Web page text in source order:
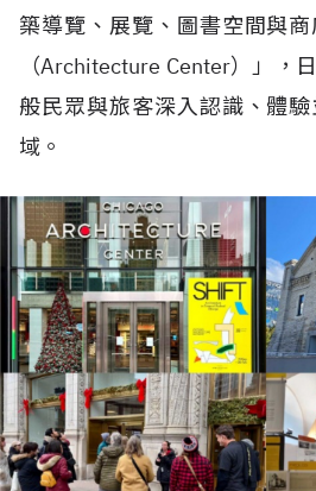
築導覽、展覽、圖書空間與
（Architecture Center）」，
般民眾與旅客深入認識、體
域。